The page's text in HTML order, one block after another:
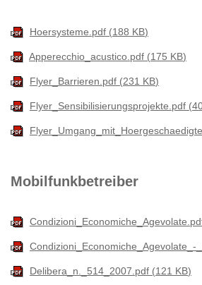
Hoersysteme.pdf 188 KB
Apperecchio_acustico.pdf 175 KB
Flyer_Barrieren.pdf 231 KB
Flyer_Sensibilisierungsprojekte.pdf
Mobilfunkbetreiber
Condizioni_Economiche_Agevolate_-
Delibera_n._514_2007.pdf 121 KB